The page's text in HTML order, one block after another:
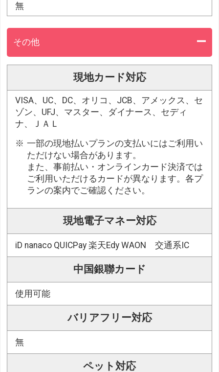
無
その他
現地カード対応
VISA、UC、DC、オリコ、JCB、アメックス、セ
ゾン、UFJ、マスター、ダイナース、セディ
ナ、ＪＡＬ
一部の現地払いプランの支払いにはご利用い
ただけない場合があります。
また、事前払い・オンラインカード決済では
ご利用いただけるカードが異なります。各プ
ランの案内でご確認ください。
現地電子マネー対応
iD nanaco QUICPay 楽天Edy WAON 交通系IC
中国銀聯カード
使用可能
バリアフリー対応
無
ペット対応